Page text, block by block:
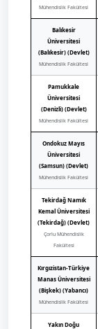
Mühendislik Fakültesi
Balıkesir
Üniversitesi
(Balıkesir) (Devlet)
Mühendislik Fakültesi
Pamukkale
Üniversitesi
(Denizli) (Devlet)
Mühendislik Fakültesi
Ondokuz Mayıs
Üniversitesi
(Samsun) (Devlet)
Mühendislik Fakültesi
Tekirdağ Namık
Kemal Üniversitesi
(Tekirdağ) (Devlet)
Çorlu Mühendislik
Fakültesi
Kırgızistan-Türkiye
Manas Üniversitesi
(Bişkek) (Yabancı)
Mühendislik Fakültesi
Yakın Doğu